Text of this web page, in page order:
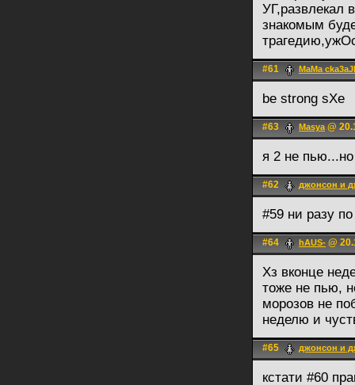
УГ,развлекал
знакомым
#61 MaMa
be strong sXe
#63 Masya@
я 2 не
#62 джонсон и
#59 ни разу
#64 hAUS- @
Хз вконце
тоже не пью,
морозов не
неделю и
#65 джонсон и
кстати #60